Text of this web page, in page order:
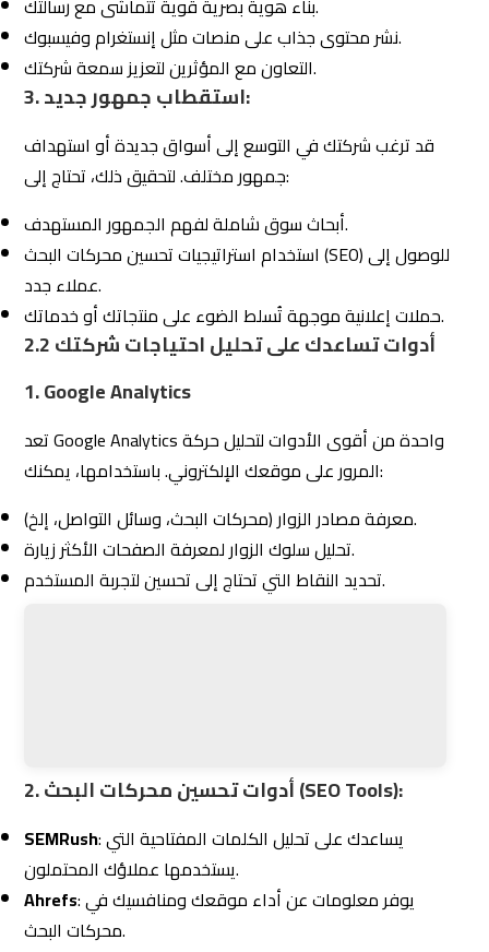
استخدام استراتيجيات تحسين محركات البحث (SEO) للوصول إلى
عملاء جدد.
2.2أدوات تساعدك على تحليل احتياجات شركتك
1. Google Analytics
تعد Google Analytics واحدة من أقوى الأدوات لتحليل حركة
تحليل سلوك الزوار لمعرفة الصفحات الأكثر زيارة.
تحديد النقاط التي تحتاج إلى تحسين لتجربة المستخدم.
SEMRush: يساعدك على تحليل الكلمات المفتاحية التي
Ahrefs: يوفر معلومات عن أداء موقعك ومنافسيك في
محركات البحث.
Google Keyword Planner: لتحديد الكلمات المفتاحية الأكثر
فيسبوك وإنستغرام.
4. أدوات CRM:
تساعدك أدوات إدارة علاقات العملاء (CRM) مثل HubSpot أو
Salesforce على فهم احتياجات عملائك وتتبع تفاعلهم مع
شركتك.